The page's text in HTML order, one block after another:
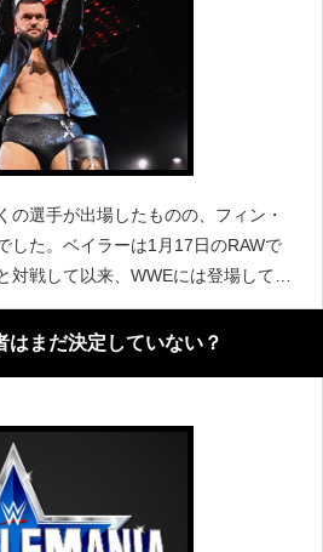
の選手が出場したものの、フィン・
した。ベイラーは1月17日のRAWで
対戦して以来、WWEには登場してい
によると、ベイラーはアメリカには
ンブルには登場しな
まだ決定していない？